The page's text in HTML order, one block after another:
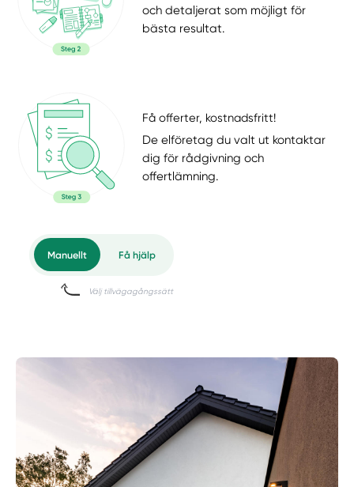
och detaljerat som möjligt för
bästa resultat.
Få offerter, kostnadsfritt!
De elföretag du valt ut kontaktar
dig för rådgivning och
offertlämning.